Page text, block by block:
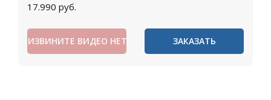
17.990 руб.
ИЗВИНИТЕ ВИДЕО НЕТ ЗАКАЗАТЬ